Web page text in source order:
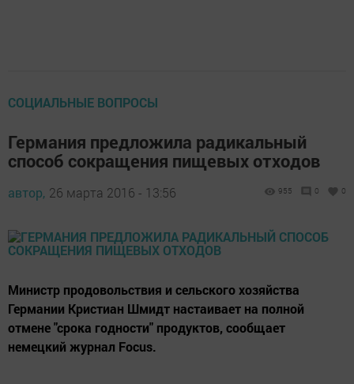
СОЦИАЛЬНЫЕ ВОПРОСЫ
Германия предложила радикальный
способ сокращения пищевых отходов
автор, 26 марта 2016 - 13:56 955 0 0
Министр продовольствия и сельского хозяйства
Германии Кристиан Шмидт настаивает на полной
отмене "срока годности" продуктов, сообщает
немецкий журнал Focus.